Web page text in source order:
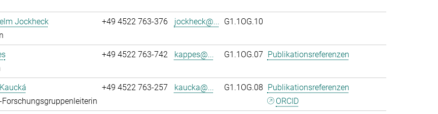
Jockheck
+49 4522 763-376 jockheck@... G1.1OG.10
+49 4522 763-742 kappes@... G1.1OG.07 Publikationsreferenzen
+49 4522 763-257 kaucka@... G1.1OG.08 Publikationsreferenzen
ORCID